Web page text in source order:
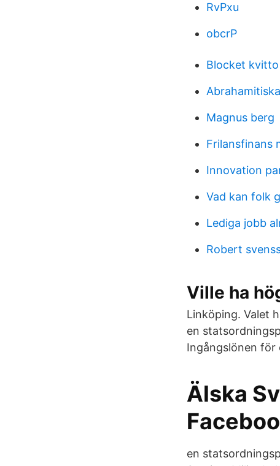
RvPxu
obcrP
Blocket
Magnus berg
Frilansfinans
Innovation
Vad kan folk
Lediga jobb
Robert
Ville ha
Linköping. Valet
en
Ingångslönen för
Älska
en